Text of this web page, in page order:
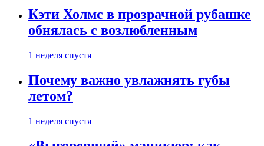
Кэти Холмс в прозрачной рубашке
обнялась с возлюбленным
1 неделя спустя
Почему важно увлажнять губы
летом?
1 неделя спустя